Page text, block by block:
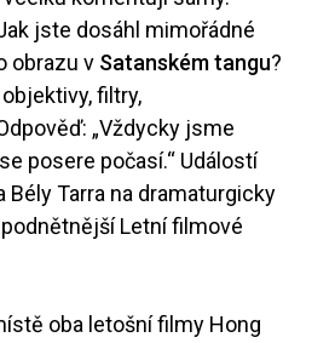
jste dosáhl mimořádné
obrazu v Satanském tangu?
filtry,
„Vždycky jsme
posere počasí.“ Událostí
Bély Tarra na dramaturgicky
Letní filmové
oba letošní filmy Hong